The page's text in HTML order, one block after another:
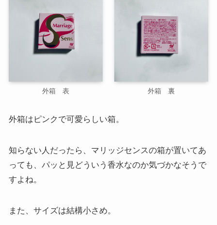
外箱 表 外箱 裏
外箱はピンクで可愛らしい箱。
知らない人だったら、マリッジセンスの箱が置いてあ
っても、パッと見どういう香水なのか気づかなそうで
すよね。
また、サイズは結構小さめ。